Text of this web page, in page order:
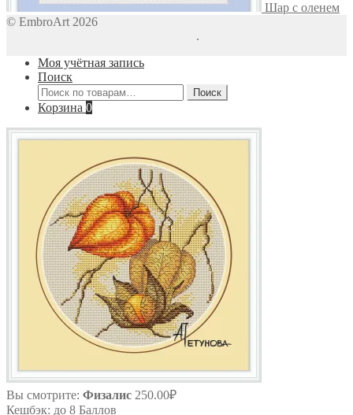
Шар с оленем
© EmbroArt 2026
.
Моя учётная запись
Поиск
Искать:
Поиск
Корзина 0
Вы смотрите: Физалис 250.00₽
Кешбэк: до 8 Баллов